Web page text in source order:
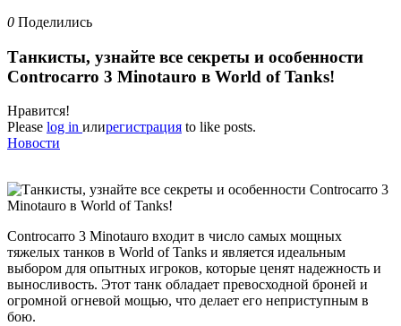
0 Поделились
Танкисты, узнайте все секреты и особенности
Controcarro 3 Minotauro в World of Tanks!
Нравится!
Please log in илирегистрация to like posts.
Новости
Controcarro 3 Minotauro входит в число самых мощных
тяжелых танков в World of Tanks и является идеальным
выбором для опытных игроков, которые ценят надежность и
выносливость. Этот танк обладает превосходной броней и
огромной огневой мощью, что делает его неприступным в
бою.